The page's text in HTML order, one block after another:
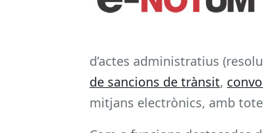
d’actes administratius
de sancions de trànsit,
mitjans electrònics, amb